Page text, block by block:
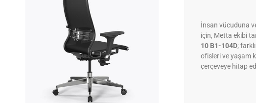
İnsan vücuduna
için, Metta ekibi
10 B1-104D;
ofisleri ve yaşam
çerçeveye hitap